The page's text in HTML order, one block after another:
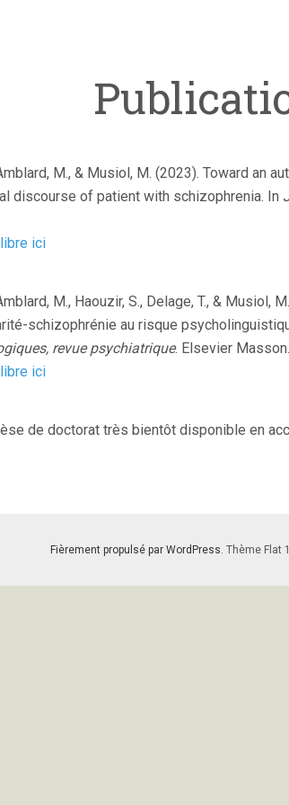
M., & Musiol, M. (2023). Toward an
discourse of patient with schizophrenia. In
ici
M., Haouzir, S., Delage, T., & Musiol,
schizophrénie au risque
revue psychiatrique. Elsevier Masson.
ici
de doctorat très bientôt disponible en
Fièrement propulsé par WordPress. Thème Flat